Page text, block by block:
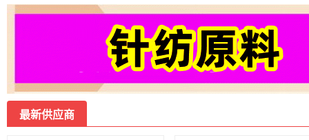
最新供应商